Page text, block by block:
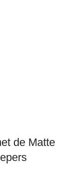
de Matte